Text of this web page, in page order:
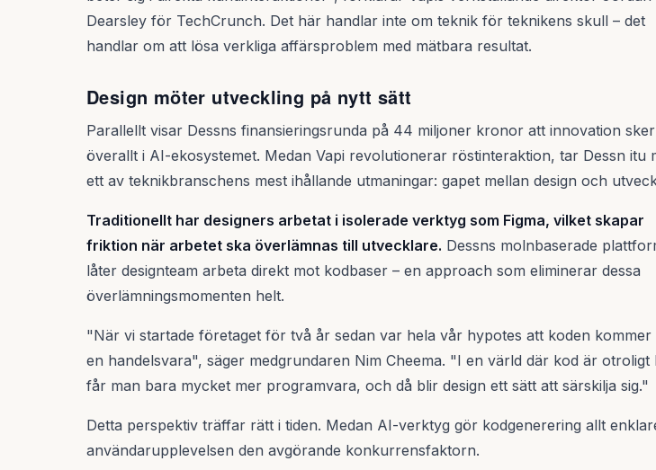
Dearsley för TechCrunch. Det här handlar inte om teknik för teknikens skull – det
handlar om att lösa verkliga affärsproblem med mätbara resultat.
Design möter utveckling på nytt sätt
Parallellt visar Dessns finansieringsrunda på 44 miljoner kronor att innovation sker
överallt i AI-ekosystemet. Medan Vapi revolutionerar röstinteraktion, tar Dessn itu
ett av teknikbranschens mest ihållande utmaningar: gapet mellan design och
Traditionellt har designers arbetat i isolerade verktyg som Figma, vilket skapar
friktion när arbetet ska överlämnas till utvecklare. Dessns molnbaserade
låter designteam arbeta direkt mot kodbaser – en approach som eliminerar dessa
överlämningsmomenten helt.
"När vi startade företaget för två år sedan var hela vår hypotes att koden kommer
en handelsvara", säger medgrundaren Nim Cheema. "I en värld där kod är otroligt
får man bara mycket mer programvara, och då blir design ett sätt att särskilja sig."
Detta perspektiv träffar rätt i tiden. Medan AI-verktyg gör kodgenerering allt
användarupplevelsen den avgörande konkurrensfaktorn.